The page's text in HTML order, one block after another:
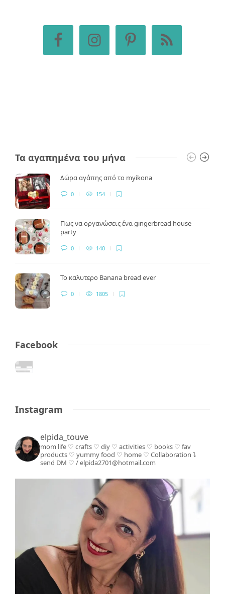
Τα αγαπημένα του μήνα
Δώρα αγάπης από το myikona
0 154
Πως να οργανώσεις ένα gingerbread house
party
0 140
Το καλυτερο Banana bread ever
0 1805
Facebook
Instagram
elpida_touve
mom life ♡ crafts ♡ diy ♡ activities ♡ books ♡ fav
products ♡ yummy food ♡ home ♡ Collaboration ⤵️
send DM ♡ / elpida2701@hotmail.com